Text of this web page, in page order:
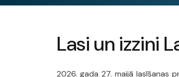
Lasi un izzini
2026. gada 27. maijā lasīšanas